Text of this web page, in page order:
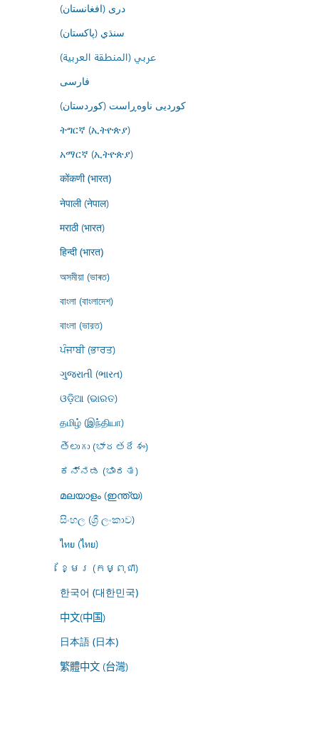
درى (افغانستان)
سنڌي (پاکستان)
عربي (المنطقة العربية)
فارسى
کوردیی ناوەڕاست (کوردستان)
ትግርኛ (ኢትዮጵያ)
አማርኛ (ኢትዮጵያ)
कोंकणी (भारत)
नेपाली (नेपाल)
मराठी (भारत)
हिन्दी (भारत)
অসমীয়া (ভাৰত)
বাংলা (বাংলাদেশ)
বাংলা (ভারত)
ਪੰਜਾਬੀ (ਭਾਰਤ)
ગુજરાતી (ભારત)
ଓଡ଼ିଆ (ଭାରତ)
தமிழ் (இந்தியா)
తెలుగు (భారతదేశం)
ಕನ್ನಡ (ಭಾರತ)
മലയാളം (ഇന്ത്യ)
සිංහල (ශ්‍රී ලංකාව)
ไทย (ไทย)
ខ្មែរ (កម្ពុជា)
한국어 (대한민국)
中文(中国)
日本語 (日本)
繁體中文 (台灣)